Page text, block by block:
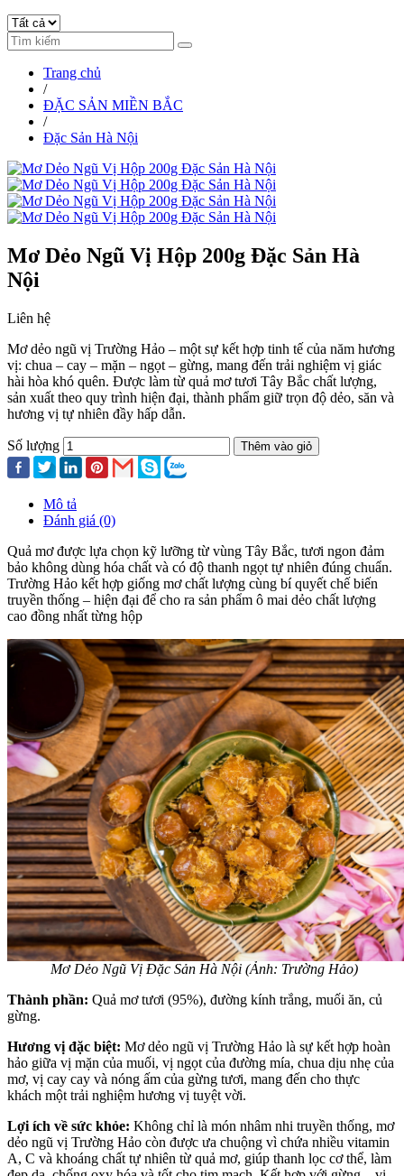
Trang chủ
/
ĐẶC SẢN MIỀN BẮC
/
Đặc Sản Hà Nội
Mơ Dẻo Ngũ Vị Hộp 200g Đặc Sản Hà
Nội
Liên hệ
Mơ dẻo ngũ vị Trường Hảo – một sự kết hợp tinh tế của năm hương
vị: chua – cay – mặn – ngọt – gừng, mang đến trải nghiệm vị giác
hài hòa khó quên. Được làm từ quả mơ tươi Tây Bắc chất lượng,
sản xuất theo quy trình hiện đại, thành phẩm giữ trọn độ dẻo, săn và
hương vị tự nhiên đầy hấp dẫn.
Số lượng Thêm vào giỏ
Mô tả
Đánh giá (0)
Quả mơ được lựa chọn kỹ lưỡng từ vùng Tây Bắc, tươi ngon đảm
bảo không dùng hóa chất và có độ thanh ngọt tự nhiên đúng chuẩn.
Trường Hảo kết hợp giống mơ chất lượng cùng bí quyết chế biến
truyền thống – hiện đại để cho ra sản phẩm ô mai dẻo chất lượng
cao đồng nhất từng hộp
Mơ Dẻo Ngũ Vị Đặc Sản Hà Nội (Ảnh: Trường Hảo)
Thành phần: Quả mơ tươi (95%), đường kính trắng, muối ăn, củ
gừng.
Hương vị đặc biệt: Mơ dẻo ngũ vị Trường Hảo là sự kết hợp hoàn
hảo giữa vị mặn của muối, vị ngọt của đường mía, chua dịu nhẹ của
mơ, vị cay cay và nóng ấm của gừng tươi, mang đến cho thực
khách một trải nghiệm hương vị tuyệt vời.
Lợi ích về sức khỏe: Không chỉ là món nhâm nhi truyền thống, mơ
dẻo ngũ vị Trường Hảo còn được ưa chuộng vì chứa nhiều vitamin
A, C và khoáng chất tự nhiên từ quả mơ, giúp thanh lọc cơ thể, làm